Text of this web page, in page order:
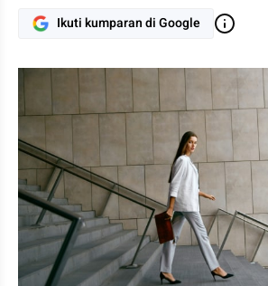
Ikuti kumparan di Google